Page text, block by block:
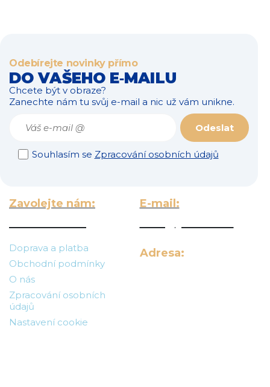
Odebírejte novinky přímo
DO VAŠEHO E‑MAILU
Chcete být v obraze?
Zanechte nám tu svůj e-mail a nic už vám unikne.
Odeslat
Souhlasím se Zpracování osobních údajů
Zavolejte nám:
Doprava a platba
Obchodní podmínky
O nás
Zpracování osobních
údajů
Nastavení cookie
E-mail:
Adresa: